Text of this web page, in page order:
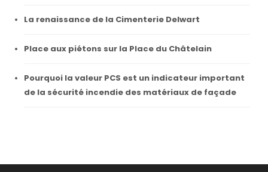
La renaissance de la Cimenterie Delwart
Place aux piétons sur la Place du Châtelain
Pourquoi la valeur PCS est un indicateur important
de la sécurité incendie des matériaux de façade